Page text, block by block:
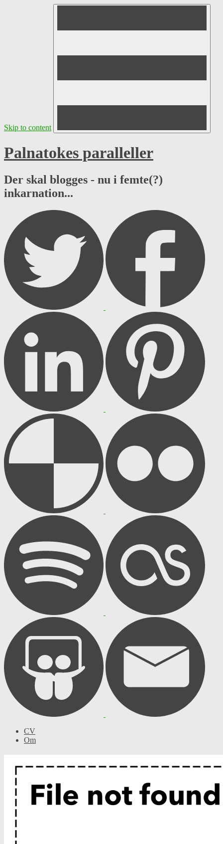
Skip to content
Palnatokes paralleller
Der skal blogges - nu i femte(?)
inkarnation...
CV
Om